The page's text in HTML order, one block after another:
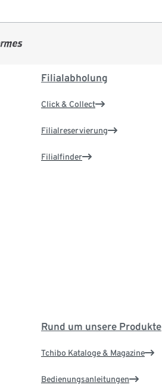
Filialabholung
Click & Collect
Filialreservierung
Filialfinder
Rund um unsere Produkte
Tchibo Kataloge & Magazine
Bedienungsanleitungen